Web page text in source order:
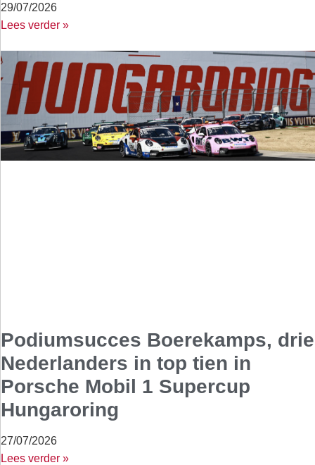
29/07/2026
Lees verder »
Podiumsucces Boerekamps, drie
Nederlanders in top tien in
Porsche Mobil 1 Supercup
Hungaroring
27/07/2026
Lees verder »